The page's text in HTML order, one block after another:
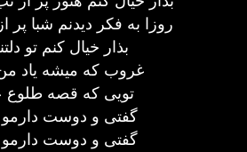
روزا به فکر دیدنم شبا پر
بذار خیال کنم تو
غروب که میشه یاد
تویی که قصه طلوع
گفتی و دوست دارمو
گفتی و دوست دارمو